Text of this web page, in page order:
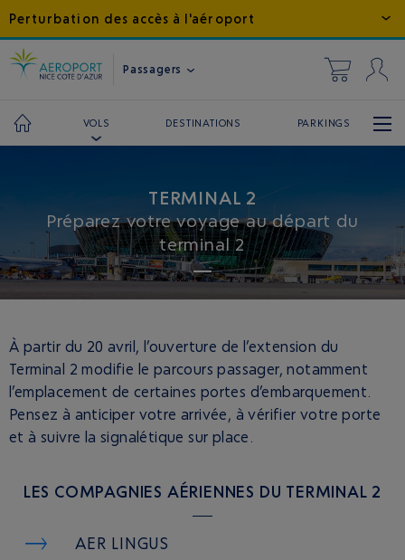
Perturbation des accès à l'aéroport
Passagers
VOLS DESTINATIONS PARKINGS
TERMINAL 2
Préparez votre voyage au départ du
terminal 2
À partir du 20 avril, l’ouverture de l’extension du
Terminal 2 modifie le parcours passager, notamment
l’emplacement de certaines portes d’embarquement.
Pensez à anticiper votre arrivée, à vérifier votre porte
et à suivre la signalétique sur place.
LES COMPAGNIES AÉRIENNES DU TERMINAL 2
AER LINGUS